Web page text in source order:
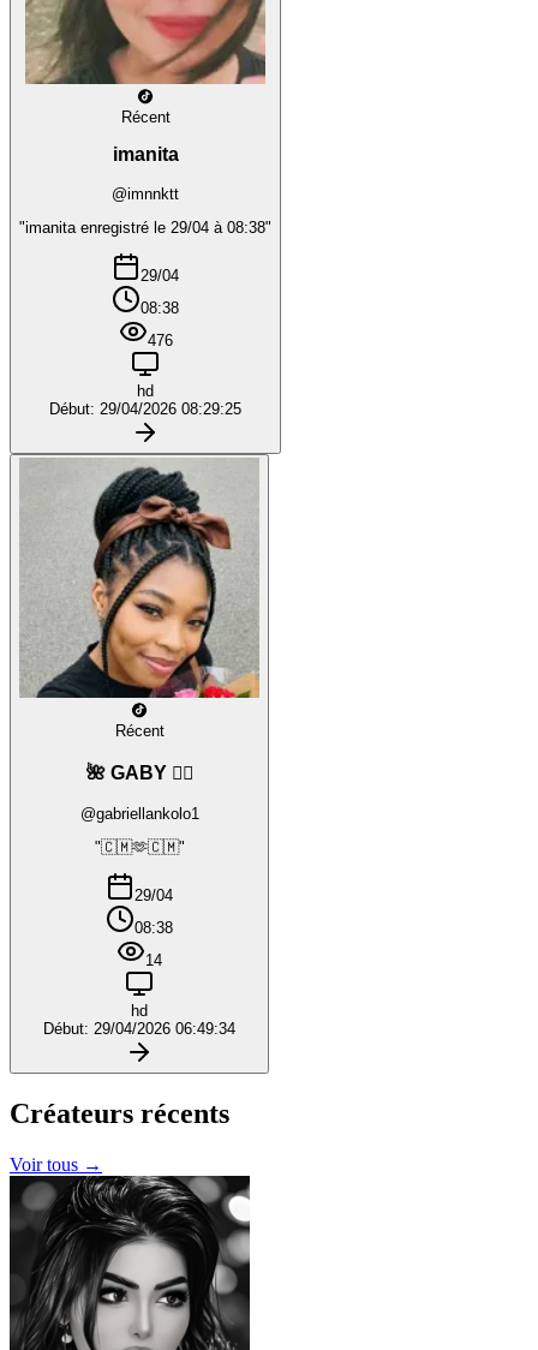
Récent
imanita
@imnnktt
"imanita enregistré le 29/04 à 08:38"
29/04
08:38
476
hd
Début: 29/04/2026 08:29:25
Récent
🌺 GABY ❤️‍🔥
@gabriellankolo1
"🇨🇲🫶🇨🇲"
29/04
08:38
14
hd
Début: 29/04/2026 06:49:34
Créateurs récents
Voir tous →